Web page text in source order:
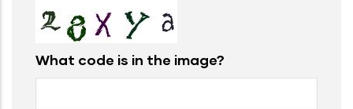
What code is in the image?